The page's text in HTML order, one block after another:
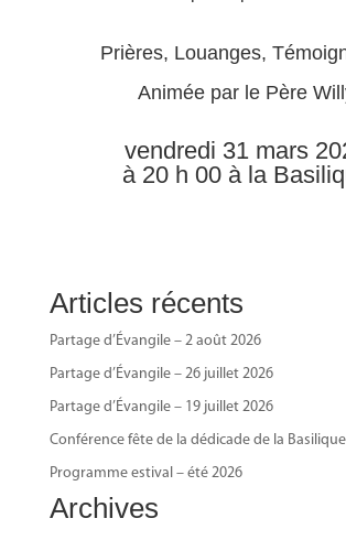
Prières, Louanges,
Animée par le Père
vendredi 31 mars
à 20 h 00 à la
Articles récents
Partage d’Évangile – 2 août 2026
Partage d’Évangile – 26 juillet 2026
Partage d’Évangile – 19 juillet 2026
Conférence fête de la dédicade de la
Programme estival – été 2026
Archives